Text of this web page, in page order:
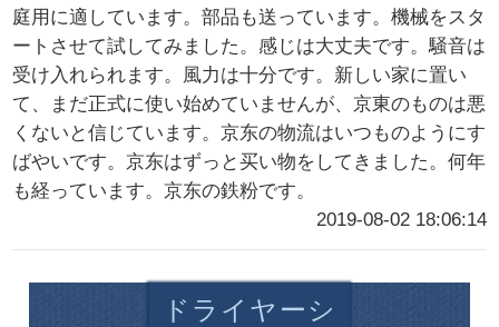
庭用に適しています。部品も送っています。機械をスタ
ートさせて試してみました。感じは大丈夫です。騒音は
受け入れられます。風力は十分です。新しい家に置い
て、まだ正式に使い始めていませんが、京東のものは悪
くないと信じています。京东の物流はいつものようにす
ばやいです。京东はずっと买い物をしてきました。何年
も経っています。京东の鉄粉です。
2019-08-02 18:06:14
ドライヤーシ